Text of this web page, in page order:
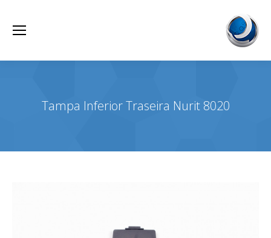
Tampa Inferior Traseira Nurit 8020